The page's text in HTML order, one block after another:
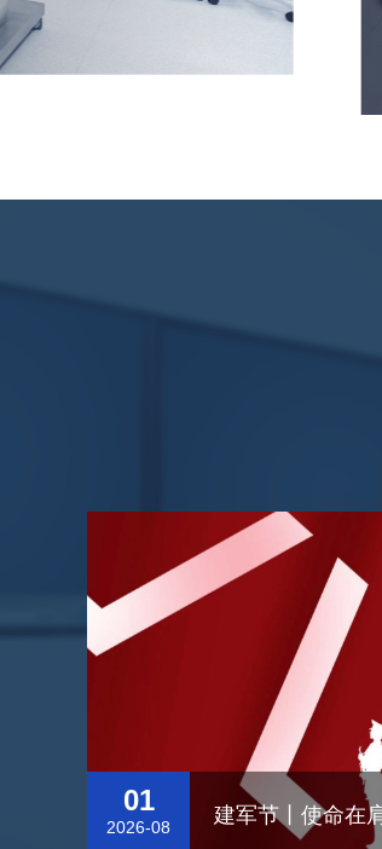
01
2026-08 建军节丨使命在